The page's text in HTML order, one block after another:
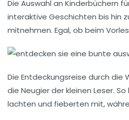
Die Auswahl an Kinderbüchern
interaktive Geschichten bis hin
mitnehmen. Egal, ob beim
Die Entdeckungsreise durch die
die Neugier der kleinen Leser.
lachten und fieberten mit,